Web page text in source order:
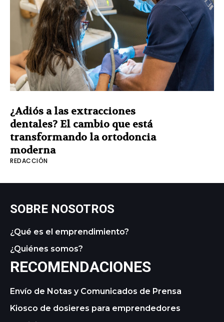
¿Adiós a las extracciones
dentales? El cambio que está
transformando la ortodoncia
moderna
REDACCIÓN
SOBRE NOSOTROS
¿Qué es el emprendimiento?
¿Quiénes somos?
RECOMENDACIONES
Envío de Notas y Comunicados de Prensa
Kiosco de dosieres para emprendedores